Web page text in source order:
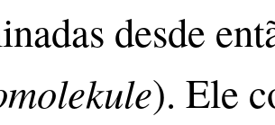
desde
). Ele